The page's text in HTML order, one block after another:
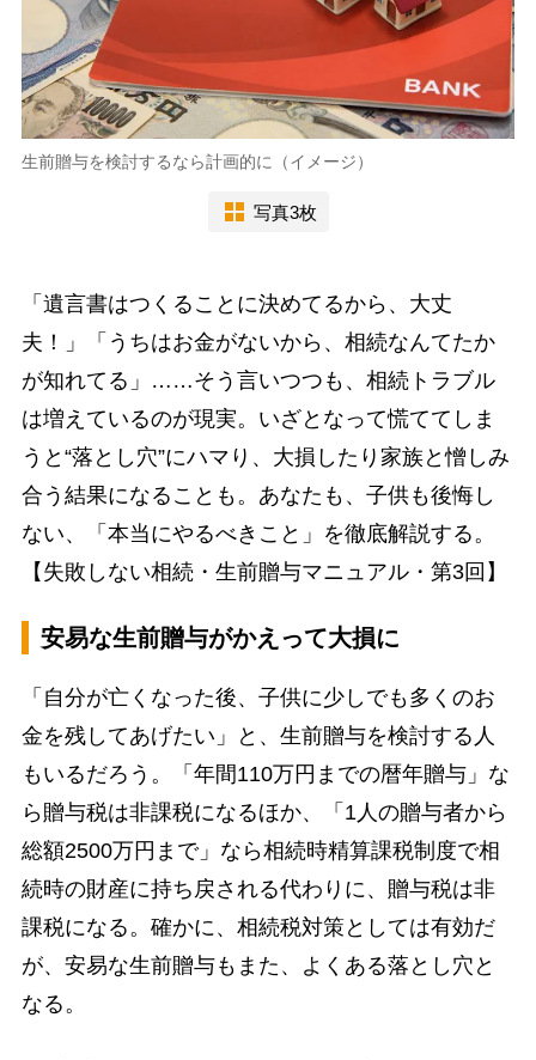
生前贈与を検討するなら計画的に（イメージ）
写真3枚
「遺言書はつくることに決めてるから、大丈
夫！」「うちはお金がないから、相続なんてたか
が知れてる」……そう言いつつも、相続トラブル
は増えているのが現実。いざとなって慌ててしま
うと“落とし穴”にハマり、大損したり家族と憎しみ
合う結果になることも。あなたも、子供も後悔し
ない、「本当にやるべきこと」を徹底解説する。
【失敗しない相続・生前贈与マニュアル・第3回】
安易な生前贈与がかえって大損に
「自分が亡くなった後、子供に少しでも多くのお
金を残してあげたい」と、生前贈与を検討する人
もいるだろう。「年間110万円までの暦年贈与」な
ら贈与税は非課税になるほか、「1人の贈与者から
総額2500万円まで」なら相続時精算課税制度で相
続時の財産に持ち戻される代わりに、贈与税は非
課税になる。確かに、相続税対策としては有効だ
が、安易な生前贈与もまた、よくある落とし穴と
なる。